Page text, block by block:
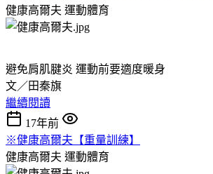
健康高爾夫 運動體育
避免肩肌腱炎 運動前要適度暖身
文／田秦旗
繼續閱讀
17年前
※健康高爾夫【重量訓練】
健康高爾夫 運動體育